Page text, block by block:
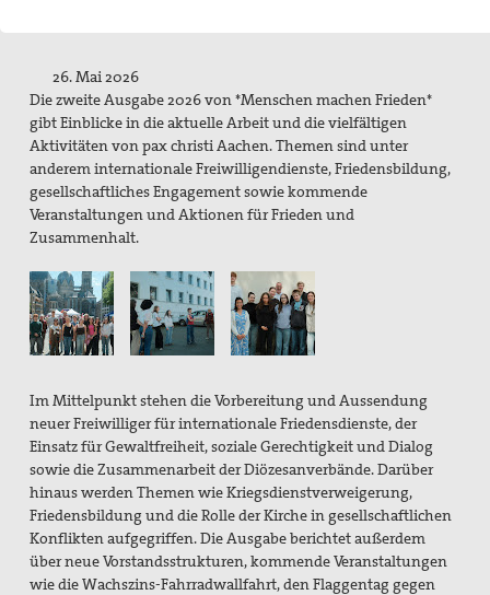
Gruppe Viersen
Twese Hamwe - Neue Hoffnung .......muss wachsen
Spiritualität
Internationale Jugendbegegnung
Aachener Friedenslauf
pax christi Materialien
Wehrdienstverweigerung
Suche
26. Mai 2026
Die zweite Ausgabe 2026 von *Menschen machen Frieden*
gibt Einblicke in die aktuelle Arbeit und die vielfältigen
Aktivitäten von pax christi Aachen. Themen sind unter
anderem internationale Freiwilligendienste, Friedensbildung,
gesellschaftliches Engagement sowie kommende
Veranstaltungen und Aktionen für Frieden und
Zusammenhalt.
Im Mittelpunkt stehen die Vorbereitung und Aussendung
neuer Freiwilliger für internationale Friedensdienste, der
Einsatz für Gewaltfreiheit, soziale Gerechtigkeit und Dialog
sowie die Zusammenarbeit der Diözesanverbände. Darüber
hinaus werden Themen wie Kriegsdienstverweigerung,
Friedensbildung und die Rolle der Kirche in gesellschaftlichen
Konflikten aufgegriffen. Die Ausgabe berichtet außerdem
über neue Vorstandsstrukturen, kommende Veranstaltungen
wie die Wachszins-Fahrradwallfahrt, den Flaggentag gegen